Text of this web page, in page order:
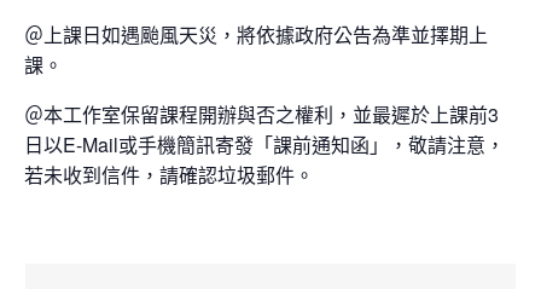
＠上課日如遇颱風天災，將依據政府公告為準並擇期上
課。
＠本工作室保留課程開辦與否之權利，並最遲於上課前3
日以E-Mail或手機簡訊寄發「課前通知函」，敬請注意，
若未收到信件，請確認垃圾郵件。